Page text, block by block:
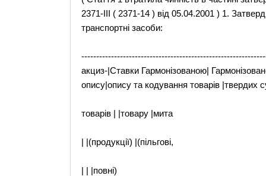
2371-III ( 2371-14 ) від 05.04.2001 ) 1.
транспортні засоби:
акциз-|Ставки Гармонізованою|
опису|опису та кодування товарів |твердих
товарів | |товару |мита
| |(продукції) |(пільгові,
| | |повні)